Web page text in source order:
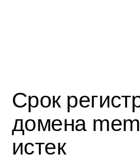
Срок
домена
истек